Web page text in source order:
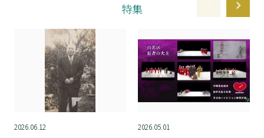
特集
2026.06.12 2026.05.01